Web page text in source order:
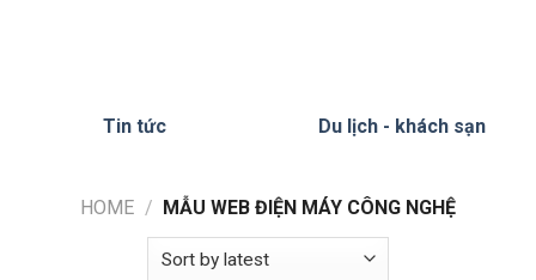
Tin tức Du lịch - khách sạn
HOME / MẪU WEB ĐIỆN MÁY CÔNG NGHỆ